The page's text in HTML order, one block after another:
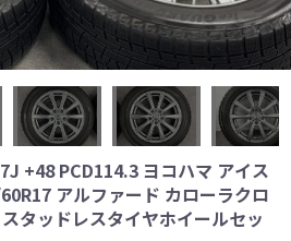
+48 PCD114.3 ヨコハマ アイス
アルファード カローラクロ
タッドレスタイヤホイールセッ